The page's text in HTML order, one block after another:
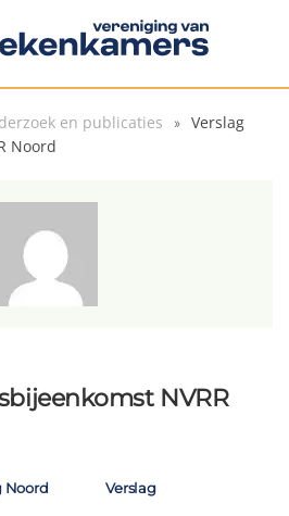
de inhoud gaan
en publicaties
Verslag
Noord
NVRR
Noord Verslag